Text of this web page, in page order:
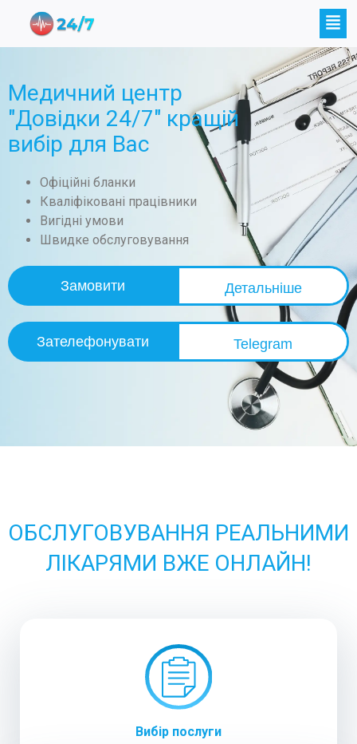
Медичний центр
"Довідки 24/7" кращій
вибір для Вас
Офіційні бланки
Кваліфіковані працівники
Вигідні умови
Швидке обслуговування
Замовити Детальніше
Зателефонувати Telegram
ОБСЛУГОВУВАННЯ РЕАЛЬНИМИ
ЛІКАРЯМИ ВЖЕ ОНЛАЙН!
Вибір послуги